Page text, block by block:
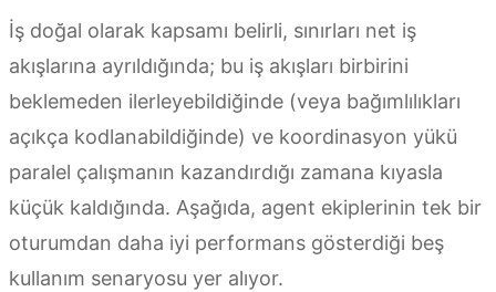
İş doğal olarak kapsamı belirli, sınırları net iş
akışlarına ayrıldığında; bu iş akışları birbirini
beklemeden ilerleyebildiğinde (veya bağımlılıkları
açıkça kodlanabildiğinde) ve koordinasyon yükü
paralel çalışmanın kazandırdığı zamana kıyasla
küçük kaldığında. Aşağıda, agent ekiplerinin tek bir
oturumdan daha iyi performans gösterdiği beş
kullanım senaryosu yer alıyor.